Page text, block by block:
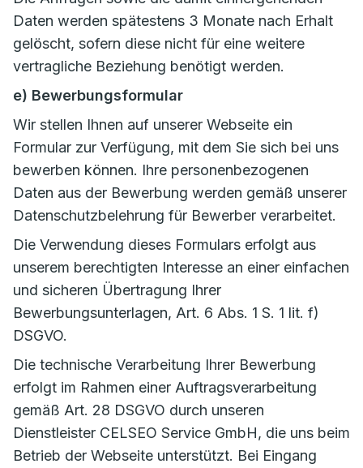
Daten werden spätestens 3 Monate nach Erhalt
gelöscht, sofern diese nicht für eine weitere
vertragliche Beziehung benötigt werden.
e) Bewerbungsformular
Wir stellen Ihnen auf unserer Webseite ein
Formular zur Verfügung, mit dem Sie sich bei uns
bewerben können. Ihre personenbezogenen
Daten aus der Bewerbung werden gemäß unserer
Datenschutzbelehrung für Bewerber verarbeitet.
Die Verwendung dieses Formulars erfolgt aus
unserem berechtigten Interesse an einer einfachen
und sicheren Übertragung Ihrer
Bewerbungsunterlagen, Art. 6 Abs. 1 S. 1 lit. f)
DSGVO.
Die technische Verarbeitung Ihrer Bewerbung
erfolgt im Rahmen einer Auftragsverarbeitung
gemäß Art. 28 DSGVO durch unseren
Dienstleister CELSEO Service GmbH, die uns beim
Betrieb der Webseite unterstützt. Bei Eingang